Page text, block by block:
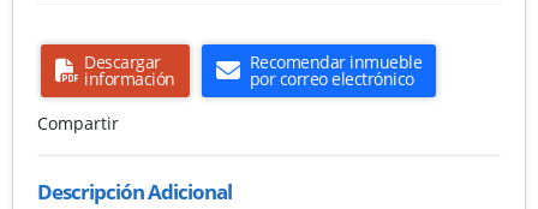
Descargar
información
Recomendar inmueble
por correo electrónico
Compartir
Descripción Adicional